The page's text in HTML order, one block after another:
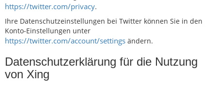
https://twitter.com/privacy.
Ihre Datenschutzeinstellungen bei Twitter können Sie in den
Konto-Einstellungen unter
https://twitter.com/account/settings ändern.
Datenschutzerklärung für die Nutzung
von Xing